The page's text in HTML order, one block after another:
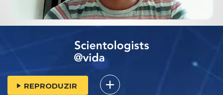
REPRODUZIR